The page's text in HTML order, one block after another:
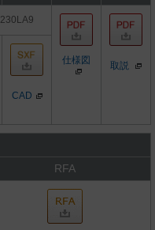
仕様図 取説
CAD
RFA